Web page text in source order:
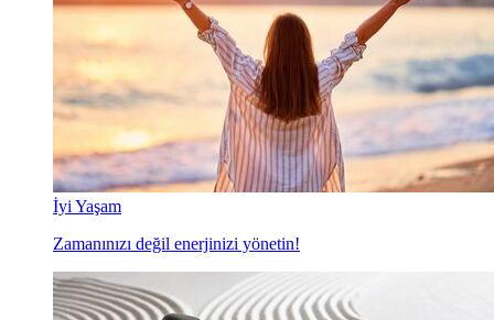
İyi Yaşam
Zamanınızı değil enerjinizi yönetin!